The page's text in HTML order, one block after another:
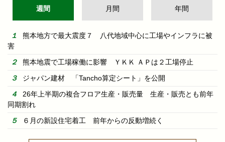
週間 月間 年間
熊本地方で最大震度７ 八代地域中心に工場やインフラに被
害
熊本地震で工場稼働に影響 ＹＫＫ ＡＰは２工場停止
ジャパン建材 「Tancho算定シート」を公開
26年上半期の複合フロア生産・販売量 生産・販売とも前年
同期割れ
６月の新設住宅着工 前年からの反動増続く